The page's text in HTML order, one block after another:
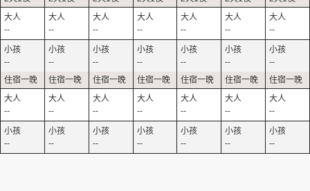
--
--
--
--
--
--
--
--
--
--
--
--
--
--
--
--
--
--
--
--
--
--
--
--
--
--
--
--